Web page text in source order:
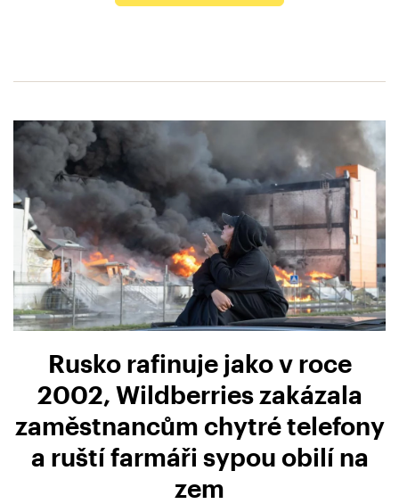
Rusko rafinuje jako v roce
2002, Wildberries zakázala
zaměstnancům chytré telefony
a ruští farmáři sypou obilí na
zem